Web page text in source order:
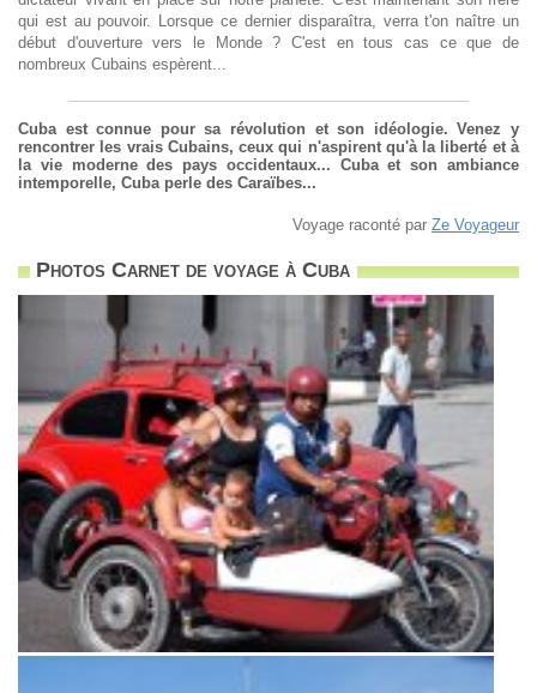
qui est au pouvoir. Lorsque ce dernier disparaîtra, verra t'on naître un
début d'ouverture vers le Monde ? C'est en tous cas ce que de
nombreux Cubains espèrent...
Cuba est connue pour sa révolution et son idéologie. Venez y
rencontrer les vrais Cubains, ceux qui n'aspirent qu'à la liberté et à
la vie moderne des pays occidentaux... Cuba et son ambiance
intemporelle, Cuba perle des Caraïbes...
Voyage raconté par Ze Voyageur
Photos Carnet de voyage à Cuba